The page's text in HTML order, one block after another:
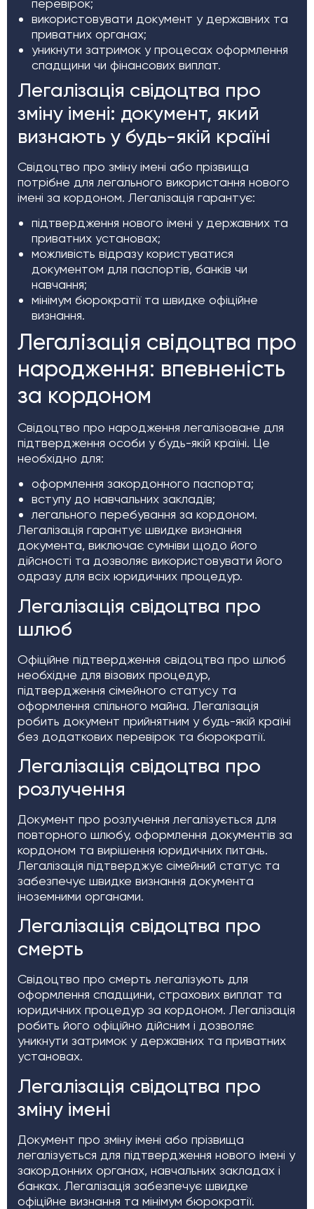
використовувати документ у державних та
приватних органах;
уникнути затримок у процесах оформлення
спадщини чи фінансових виплат.
Легалізація свідоцтва про
зміну імені: документ, який
визнають у будь-якій країні
Свідоцтво про зміну імені або прізвища
потрібне для легального використання нового
імені за кордоном. Легалізація гарантує:
підтвердження нового імені у державних та
приватних установах;
можливість відразу користуватися
документом для паспортів, банків чи
навчання;
мінімум бюрократії та швидке офіційне
визнання.
Легалізація свідоцтва про
народження: впевненість
за кордоном
Свідоцтво про народження легалізоване для
підтвердження особи у будь-якій країні. Це
необхідно для:
оформлення закордонного паспорта;
вступу до навчальних закладів;
легального перебування за кордоном.
Легалізація гарантує швидке визнання
документа, виключає сумніви щодо його
дійсності та дозволяє використовувати його
одразу для всіх юридичних процедур.
Легалізація свідоцтва про
шлюб
Офіційне підтвердження свідоцтва про шлюб
необхідне для візових процедур,
підтвердження сімейного статусу та
оформлення спільного майна. Легалізація
робить документ прийнятним у будь-якій країні
без додаткових перевірок та бюрократії.
Легалізація свідоцтва про
розлучення
Документ про розлучення легалізується для
повторного шлюбу, оформлення документів за
кордоном та вирішення юридичних питань.
Легалізація підтверджує сімейний статус та
забезпечує швидке визнання документа
іноземними органами.
Легалізація свідоцтва про
смерть
Свідоцтво про смерть легалізують для
оформлення спадщини, страхових виплат та
юридичних процедур за кордоном. Легалізація
робить його офіційно дійсним і дозволяє
уникнути затримок у державних та приватних
установах.
Легалізація свідоцтва про
зміну імені
Документ про зміну імені або прізвища
легалізується для підтвердження нового імені у
закордонних органах, навчальних закладах і
банках. Легалізація забезпечує швидке
офіційне визнання та мінімум бюрократії.